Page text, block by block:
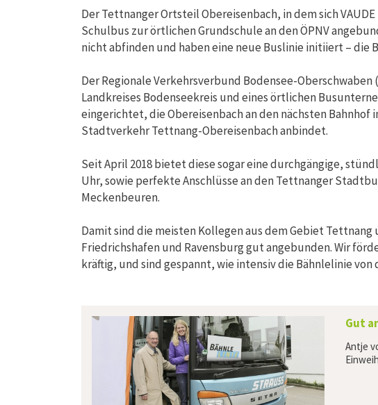
Der Tettnanger Ortsteil Obereisenbach, in dem sich
Schulbus zur örtlichen Grundschule an den ÖPNV
nicht abfinden und haben eine neue Buslinie initiiert – die
Der Regionale Verkehrsverbund Bodensee-
Landkreises Bodenseekreis und eines örtlichen
eingerichtet, die Obereisenbach an den nächsten Bahnhof
Stadtverkehr Tettnang-Obereisenbach anbindet.
Seit April 2018 bietet diese sogar eine durchgängige,
Uhr, sowie perfekte Anschlüsse an den Tettnanger
Meckenbeuren.
Damit sind die meisten Kollegen aus dem Gebiet Tettnang
Friedrichshafen und Ravensburg gut angebunden. Wir
kräftig, und sind gespannt, wie intensiv die Bähnlelinie
Gut
Antje